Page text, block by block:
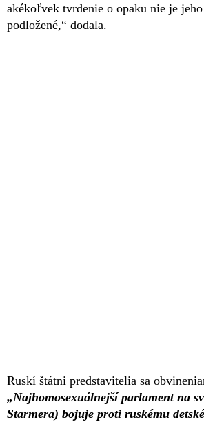
akékoľvek tvrdenie o opaku nie je
podložené,“ dodala.
Ruskí štátni predstavitelia sa
„Najhomosexuálnejší parlament na
Starmera) bojuje proti ruskému